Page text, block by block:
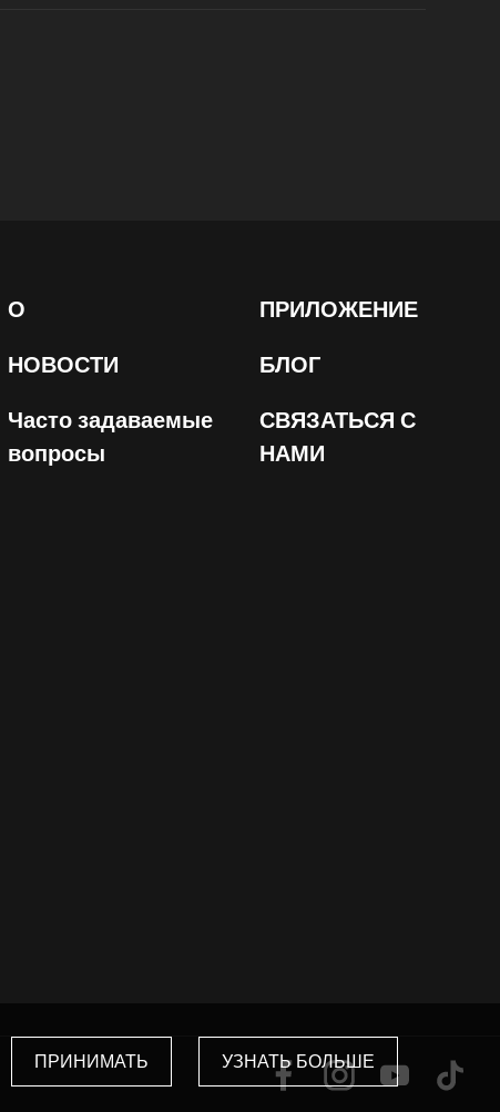
ПРИНИМАТЬ УЗНАТЬ БОЛЬШЕ
О
ПРИЛОЖЕНИЕ
НОВОСТИ
БЛОГ
Часто задаваемые
вопросы
СВЯЗАТЬСЯ С
НАМИ